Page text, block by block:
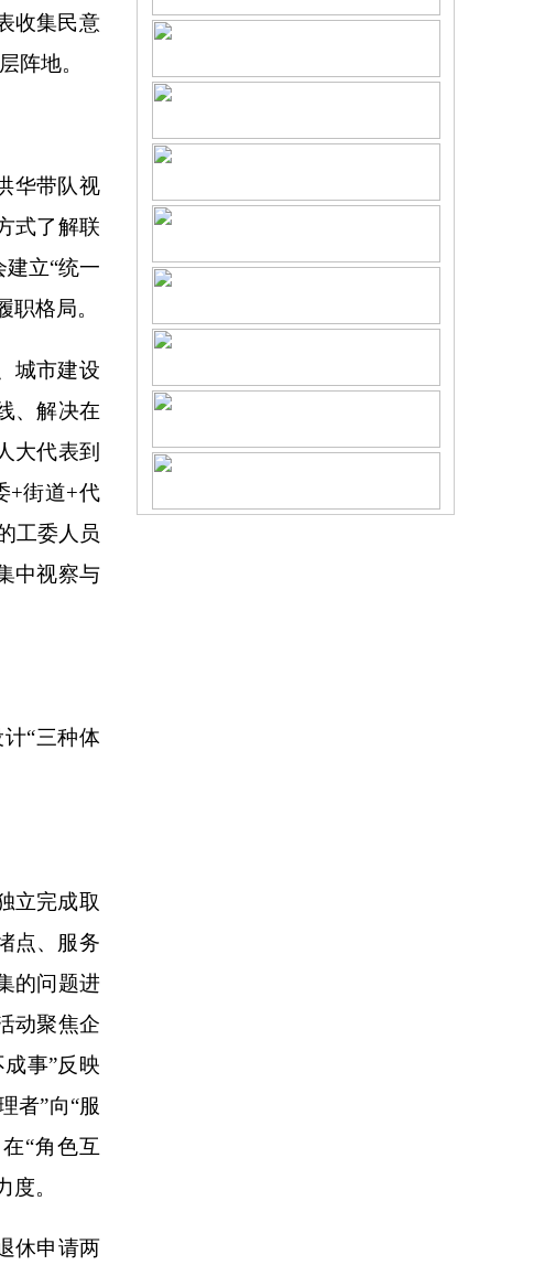
收集民意
阵地。
华带队视
式了解联
立“统一
格局。
城市建设
、解决在
大代表到
+街道+代
工委人员
中视察与
“三种体
立完成取
点、服务
的问题进
动聚焦企
事”反映
者”向“服
“角色互
。
休申请两